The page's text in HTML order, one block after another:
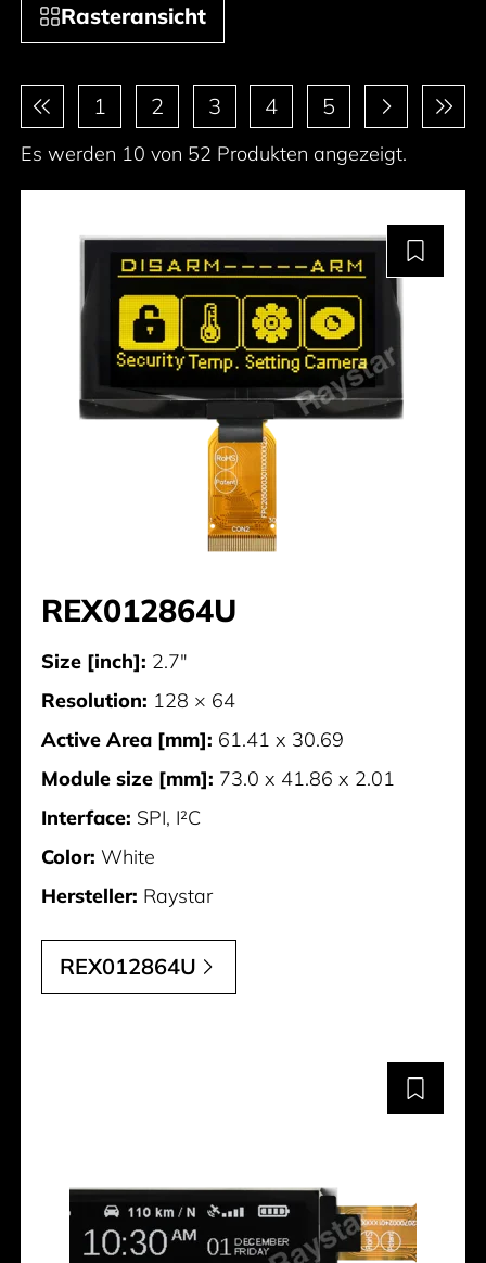
Rasteransicht
Paginierung
1 2 3 4 5
Es werden 10 von 52 Produkten angezeigt.
REX012864U
Size [inch]: 2.7"
Resolution: 128 × 64
Active Area [mm]: 61.41 x 30.69
Module size [mm]: 73.0 x 41.86 x 2.01
Interface: SPI, I²C
Color: White
Hersteller: Raystar
REX012864U